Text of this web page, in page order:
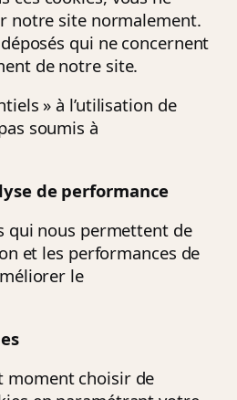
notre site normalement.
qui ne concernent
de notre site.
» à l’utilisation de
soumis à
de performance
qui nous permettent de
et les performances de
le
moment choisir de